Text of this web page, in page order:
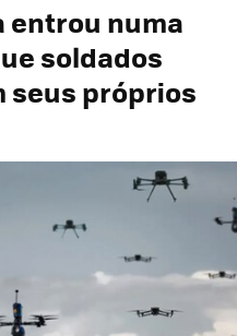
entrou numa
soldados
seus próprios